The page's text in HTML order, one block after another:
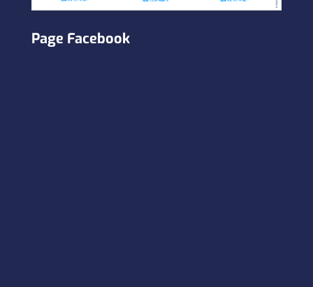
Page Facebook